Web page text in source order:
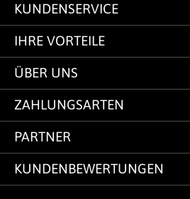
KUNDENSERVICE
IHRE VORTEILE
ÜBER UNS
ZAHLUNGSARTEN
PARTNER
KUNDENBEWERTUNGEN